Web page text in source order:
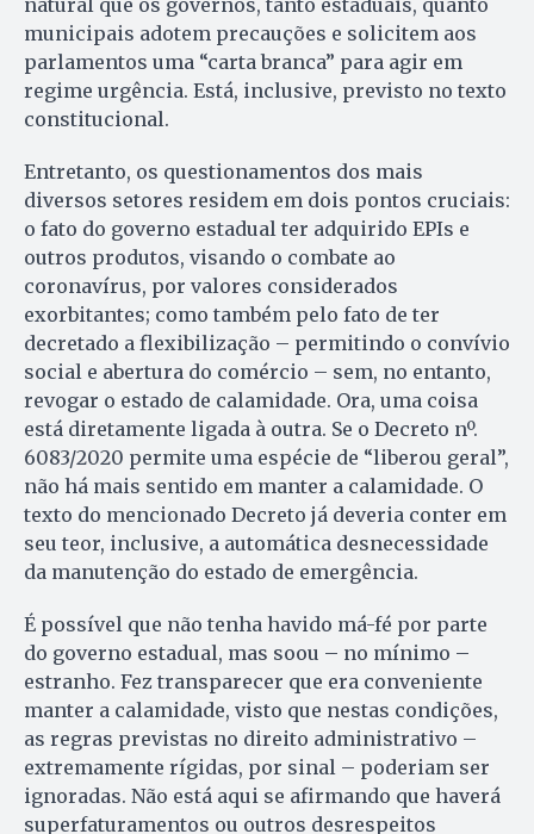
natural que os governos, tanto estaduais, quanto
municipais adotem precauções e solicitem aos
parlamentos uma “carta branca” para agir em
regime urgência. Está, inclusive, previsto no texto
constitucional.
Entretanto, os questionamentos dos mais
diversos setores residem em dois pontos cruciais:
o fato do governo estadual ter adquirido EPIs e
outros produtos, visando o combate ao
coronavírus, por valores considerados
exorbitantes; como também pelo fato de ter
decretado a flexibilização – permitindo o convívio
social e abertura do comércio – sem, no entanto,
revogar o estado de calamidade. Ora, uma coisa
está diretamente ligada à outra. Se o Decreto nº.
6083/2020 permite uma espécie de “liberou geral”,
não há mais sentido em manter a calamidade. O
texto do mencionado Decreto já deveria conter em
seu teor, inclusive, a automática desnecessidade
da manutenção do estado de emergência.
É possível que não tenha havido má-fé por parte
do governo estadual, mas soou – no mínimo –
estranho. Fez transparecer que era conveniente
manter a calamidade, visto que nestas condições,
as regras previstas no direito administrativo –
extremamente rígidas, por sinal – poderiam ser
ignoradas. Não está aqui se afirmando que haverá
superfaturamentos ou outros desrespeitos